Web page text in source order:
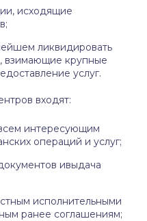
исходящие
ликвидировать
взимающие крупные
услуг.
входят:
интересующим
операций и услуг;
ивыдача
исполнительными
ранее соглашениям;